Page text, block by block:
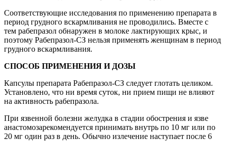
Соответствующие исследования по применению препарата в
период грудного вскармливания не проводились. Вместе с
тем рабепразол обнаружен в молоке лактирующих крыс, и
поэтому Рабепразол-СЗ нельзя применять женщинам в период
грудного вскармливания.
СПОСОБ ПРИМЕНЕНИЯ И ДОЗЫ
Капсулы препарата Рабепразол-СЗ следует глотать целиком.
Установлено, что ни время суток, ни прием пищи не влияют
на активность рабепразола.
При язвенной болезни желудка в стадии обострения и язве
анастомозарекомендуется принимать внутрь по 10 мг или по
20 мг один раз в день. Обычно излечение наступает после 6